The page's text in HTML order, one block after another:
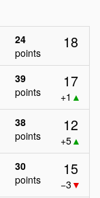
24
points
18
39
points
17
+1 ▲
38
points
12
+5▲
30
points
15
−3 ▼